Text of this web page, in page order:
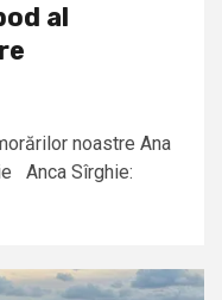
al
noastre Ana
Anca Sîrghie: